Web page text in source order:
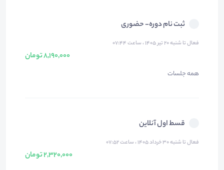
ثبت نام دوره- حضوری
فعال تا شنبه ۲۰ تیر ۱۴۰۵ ، ساعت ۰۷:۴۴
8,190,000 تومان
همه جلسات
قسط اول آنلاین
فعال تا شنبه ۳۰ خرداد ۱۴۰۵ ، ساعت ۰۷:۵۲
2,320,000 تومان